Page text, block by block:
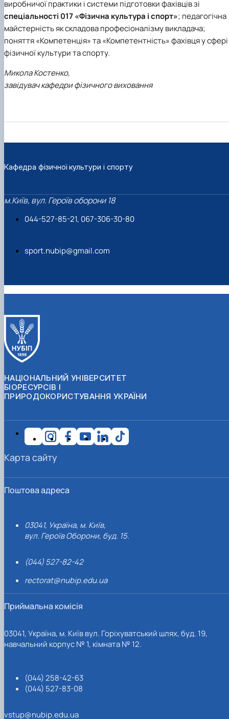
виробничої практики і системи підготовки фахівців зі
спеціальності 017 «Фізична культура і спорт»; педагогічна
майстерність як складова професіоналізму викладача;
поняття «Компетенція» та «Компетентність» фахівця у сфері
фізичної культури та спорту.
Микола Костенко,
завідувач кафедри фізичного виховання
Кафедра фізичної культури і спорту
м.Київ, вул. Героїв оборони 18
044-527-85-21, 067-306-30-80
sport.nubip@gmail.com
НАЦІОНАЛЬНИЙ УНІВЕРСИТЕТ
БІОРЕСУРСІВ І
ПРИРОДОКОРИСТУВАННЯ УКРАЇНИ
Поштова адреса
03041, Україна, м. Київ,
вул. Героїв Оборони, буд. 15.
(044) 527-82-42
rectorat@nubip.edu.ua
Приймальна комісія
03041, Україна, м. Київ вул. Горіхуватський шлях, буд. 19,
навчальний корпус № 1, кімната № 12.
(044) 258-42-63
(044) 527-83-08
vstup@nubip.edu.ua
Карта сайту